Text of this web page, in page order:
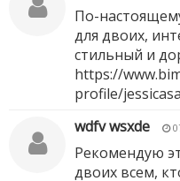
По-
для двоих,
стильный и
https://
profile/
wdfv wsxde
Рекомендую
двоих всем,